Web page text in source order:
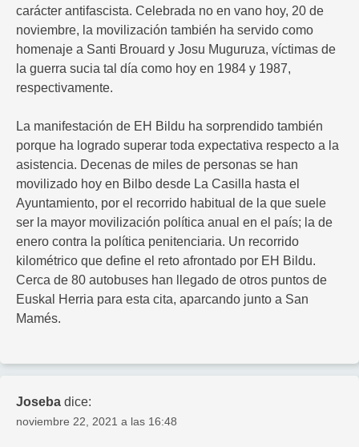
carácter antifascista. Celebrada no en vano hoy, 20 de
noviembre, la movilización también ha servido como
homenaje a Santi Brouard y Josu Muguruza, víctimas de
la guerra sucia tal día como hoy en 1984 y 1987,
respectivamente.
La manifestación de EH Bildu ha sorprendido también
porque ha logrado superar toda expectativa respecto a la
asistencia. Decenas de miles de personas se han
movilizado hoy en Bilbo desde La Casilla hasta el
Ayuntamiento, por el recorrido habitual de la que suele
ser la mayor movilización política anual en el país; la de
enero contra la política penitenciaria. Un recorrido
kilométrico que define el reto afrontado por EH Bildu.
Cerca de 80 autobuses han llegado de otros puntos de
Euskal Herria para esta cita, aparcando junto a San
Mamés.
Joseba dice:
noviembre 22, 2021 a las 16:48